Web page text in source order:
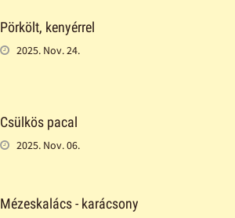
Pörkölt, kenyérrel
2025. Nov. 24.
Csülkös pacal
2025. Nov. 06.
Mézeskalács - karácsony